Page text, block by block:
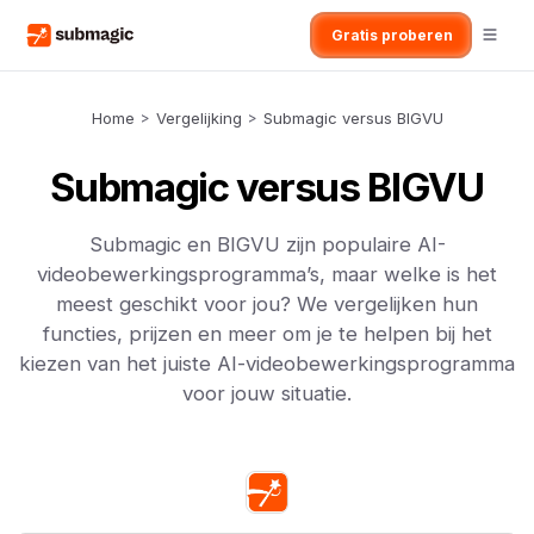
Gratis proberen
Home > Vergelijking > Submagic versus BIGVU
Submagic versus BIGVU
Submagic en BIGVU zijn populaire AI-
videobewerkingsprogramma’s, maar welke is het
meest geschikt voor jou? We vergelijken hun
functies, prijzen en meer om je te helpen bij het
kiezen van het juiste AI-videobewerkingsprogramma
voor jouw situatie.